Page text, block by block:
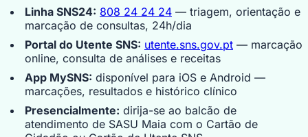
Linha SNS24: 808 24 24 24 — triagem, orientação e
marcação de consultas, 24h/dia
Portal do Utente SNS: utente.sns.gov.pt — marcação
online, consulta de análises e receitas
App MySNS: disponível para iOS e Android —
marcações, resultados e histórico clínico
Presencialmente: dirija-se ao balcão de
atendimento de SASU Maia com o Cartão de